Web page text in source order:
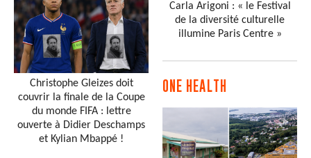
Christophe Gleizes doit
couvrir la finale de la Coupe
du monde FIFA : lettre
ouverte à Didier Deschamps
et Kylian Mbappé !
Carla Arigoni : « le Festival
de la diversité culturelle
illumine Paris Centre »
ONE HEALTH